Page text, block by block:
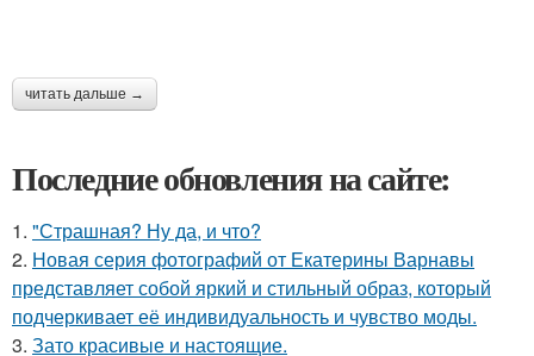
читать дальше →
Последние обновления на сайте:
1. "Страшная? Ну да, и что?
2. Новая серия фотографий от Екатерины Варнавы
представляет собой яркий и стильный образ, который
подчеркивает её индивидуальность и чувство моды.
3. Зато красивые и настоящие.